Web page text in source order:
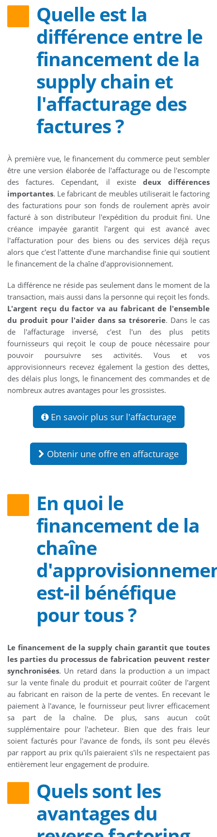
Quelle est la
différence entre le
financement de la
supply chain et
l'affacturage des
factures ?
À première vue, le financement du commerce peut sembler
être une version élaborée de l'affacturage ou de l'escompte
des factures. Cependant, il existe deux différences
importantes. Le fabricant de meubles utiliserait le factoring
des facturations pour son fonds de roulement après avoir
facturé à son distributeur l'expédition du produit fini. Une
créance impayée garantit l'argent qui est avancé avec
l'affacturation pour des biens ou des services déjà reçus
alors que c'est l'attente d'une marchandise finie qui soutient
le financement de la chaîne d'approvisionnement.
La différence ne réside pas seulement dans le moment de la
transaction, mais aussi dans la personne qui reçoit les fonds.
L'argent reçu du factor va au fabricant de l'ensemble
du produit pour l'aider dans sa trésorerie. Dans le cas
de l'affacturage inversé, c'est l'un des plus petits
fournisseurs qui reçoit le coup de pouce nécessaire pour
pouvoir poursuivre ses activités. Vous et vos
approvisionneurs recevez également la gestion des dettes,
des délais plus longs, le financement des commandes et de
nombreux autres avantages pour les grossistes.
En savoir plus sur l'affacturage
Obtenir une offre en affacturage
En quoi le
financement de la
chaîne
est-il bénéfique
pour tous ?
Le financement de la supply chain garantit que toutes
les parties du processus de fabrication peuvent rester
synchronisées. Un retard dans la production a un impact
sur la vente finale du produit et pourrait coûter de l'argent
au fabricant en raison de la perte de ventes. En recevant le
paiement à l'avance, le fournisseur peut livrer efficacement
sa part de la chaîne. De plus, sans aucun coût
supplémentaire pour l'acheteur. Bien que des frais leur
soient facturés pour l'avance de fonds, ils sont peu élevés
par rapport au prix qu'ils paieraient s'ils ne respectaient pas
entièrement leur engagement de produire.
Quels sont les
avantages du